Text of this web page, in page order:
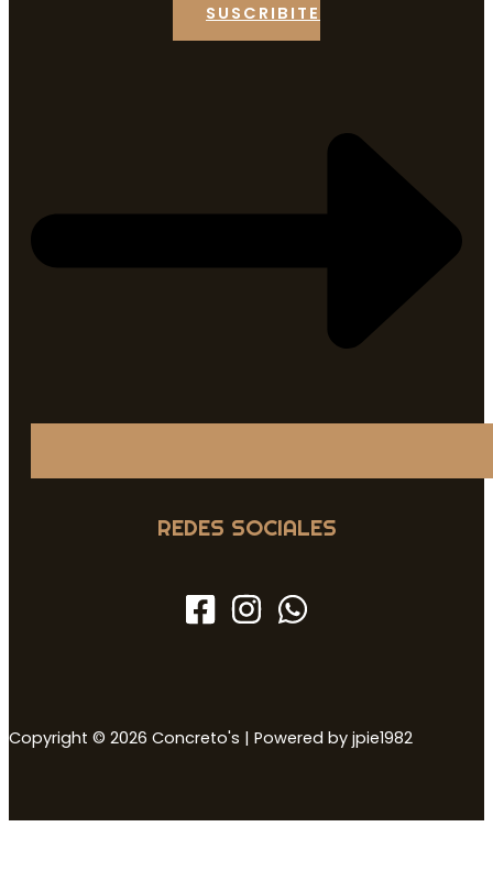
SUSCRIBITE
REDES SOCIALES
Copyright © 2026 Concreto's | Powered by jpie1982